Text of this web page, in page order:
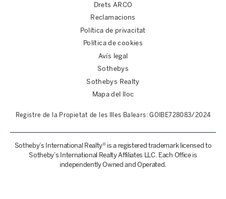
Drets ARCO
Reclamacions
Política de privacitat
Política de cookies
Avís legal
Sothebys
Sothebys Realty
Mapa del lloc
Registre de la Propietat de les Illes Balears: GOIBE728083/2024
Sotheby’s International Realty® is a registered trademark licensed to
Sotheby’s International Realty Affiliates LLC. Each Office is
independently Owned and Operated.